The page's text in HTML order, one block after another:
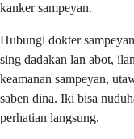
kanker sampeyan.
Hubungi dokter
sing dadakan lan abot,
keamanan sampeyan,
saben dina. Iki bisa
perhatian langsung.